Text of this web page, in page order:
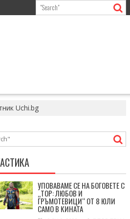
Uchi.bg
УПОВАВАМЕ СЕ НА БОГОВЕТЕ С
„ТОР: ЛЮБОВ И
ГРЪМОТЕВИЦИ“ ОТ 8 ЮЛИ
САМО В КИНАТА